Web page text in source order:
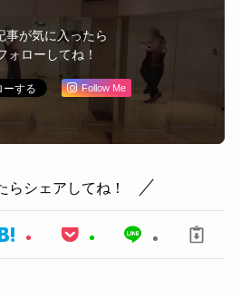
事が気に入ったら
ォローしてね！
Follow Me
らシェアしてね！